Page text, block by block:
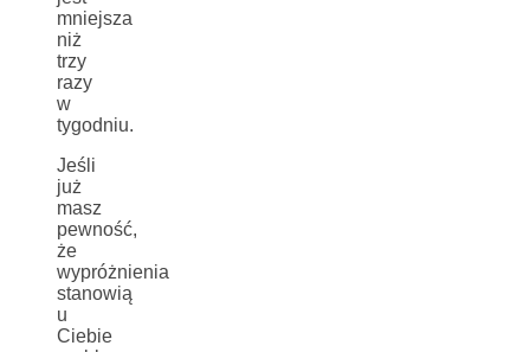
mniejsza
niż
trzy
razy
w
tygodniu.
Jeśli
już
masz
pewność,
że
wypróżnienia
stanowią
u
Ciebie